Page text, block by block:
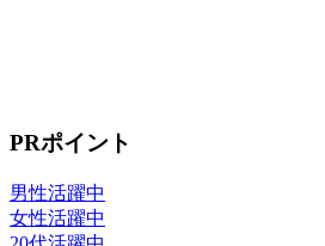
PRポイント
男性活躍中
女性活躍中